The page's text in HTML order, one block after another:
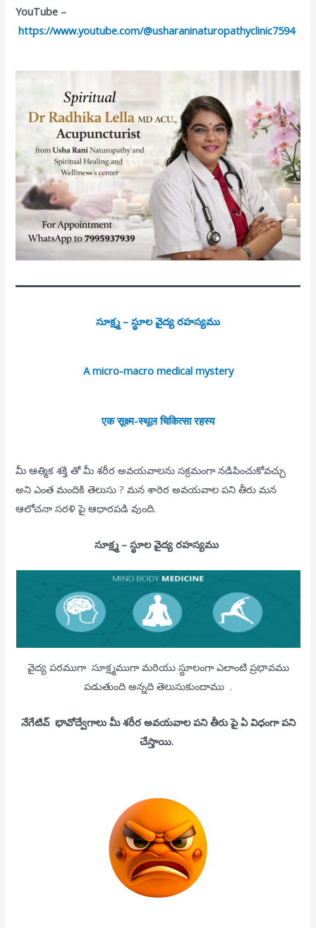
YouTube –
https://www.youtube.com/@usharaninaturopathyclinic7594
సూక్ష్మ – స్థూల వైద్య రహస్యము
A micro-macro medical mystery
एक सूक्ष्म-स्थूल चिकित्सा रहस्य
మీ ఆత్మిక శక్తి తో మీ శరీర అవయవాలను సక్రమంగా నడిపించుకోవచ్చు
అని ఎంత మందికి తెలుసు ? మన శారిర అవయవాల పని తీరు మన
ఆలోచనా సరళి పై ఆధారపడి వుంది.
సూక్ష్మ – స్థూల వైద్య రహస్యము
వైద్య పరముగా సూక్ష్మముగా మరియు స్థూలంగా ఎలాంటి ప్రభావము
పడుతుంది అన్నది తెలుసుకుందాము .
నేగేటివ్ భావోద్వేగాలు మీ శరీర అవయవాల పని తీరు పై ఏ విధంగా పని
చేస్తాయి.